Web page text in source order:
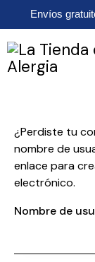
Envíos
¿Perdiste tu
nombre de
enlace para
electrónico.
Nombre de